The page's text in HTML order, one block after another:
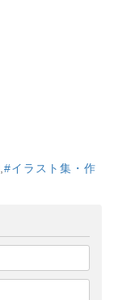
#イラスト集・作